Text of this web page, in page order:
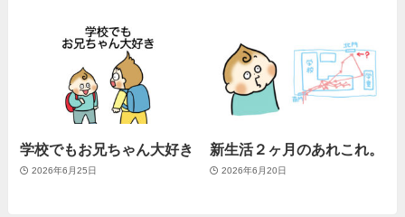
学校でもお兄ちゃん大好き
2026年6月25日
新生活２ヶ月のあれこれ。
2026年6月20日